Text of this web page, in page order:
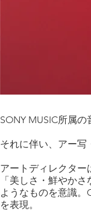
SONY MUSIC所属
それに伴い、アー写
アートディレクター
「美しさ・鮮やか
ようなものを意識
を表現。